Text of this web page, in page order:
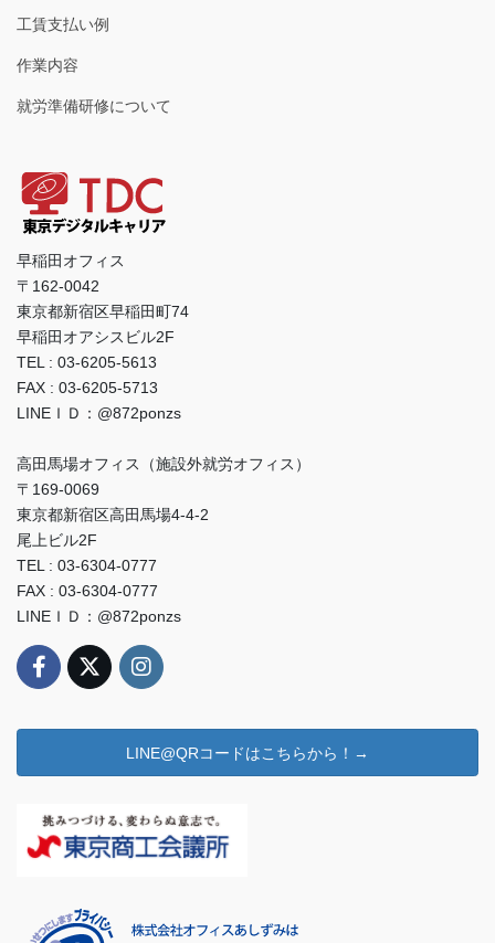
工賃支払い例
作業内容
就労準備研修について
早稲田オフィス
〒162-0042
東京都新宿区早稲田町74
早稲田オアシスビル2F
TEL : 03-6205-5613
FAX : 03-6205-5713
LINEＩＤ：@872ponzs
高田馬場オフィス（施設外就労オフィス）
〒169-0069
東京都新宿区高田馬場4-4-2
尾上ビル2F
TEL : 03-6304-0777
FAX : 03-6304-0777
LINEＩＤ：@872ponzs
LINE@QRコードはこちらから！→